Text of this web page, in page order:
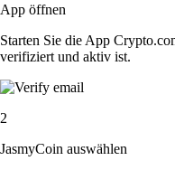
App öffnen
Starten Sie die App
verifiziert und aktiv ist.
2
JasmyCoin auswählen